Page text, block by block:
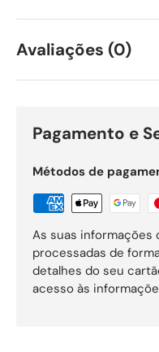
Avaliações (0)
Pagamento e
Métodos de
As suas informações
processadas de
detalhes do seu
acesso às